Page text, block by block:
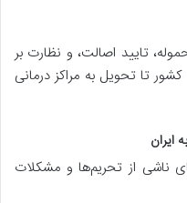
تایید اصالت، و نظارت بر
تا تحویل به مراکز درمانی
ناشی از تحریم‌ها و مشکلات